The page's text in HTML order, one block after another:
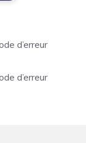
d’erreur
d’erreur